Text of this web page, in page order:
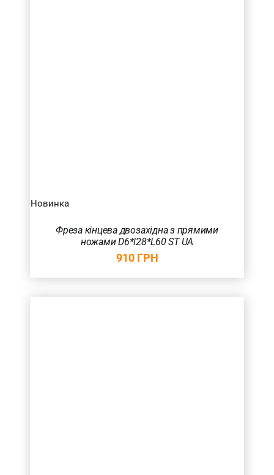
Новинка
Фреза кінцева двозахідна з прямими
ножами D6*l28*L60 ST UA
910 ГРН